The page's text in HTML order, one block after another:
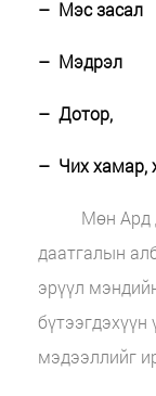
– Мэс засал
– Мэдрэл
– Дотор,
– Чих хамар,
Мөн Ард
даатгалын
эрүүл
бүтээгдэхүүн
мэдээллийг